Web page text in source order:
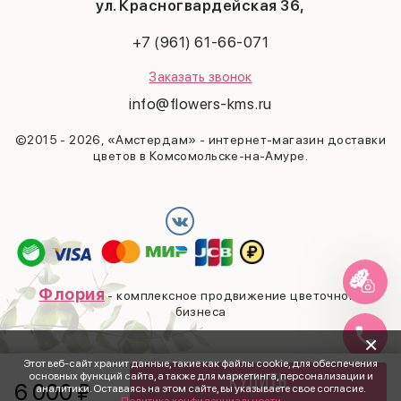
6 000₽ Купить
Этот веб-сайт хранит данные, такие как файлы cookie, для обеспечения
основных функций сайта, а также для маркетинга, персонализации и
аналитики. Оставаясь на этом сайте, вы указываете свое согласие.
×
ул. Красногвардейская 36,
+7 (961) 61-66-071
Заказать звонок
info@flowers-kms.ru
©2015 - 2026, «Амстердам» - интернет-магазин доставки
цветов в Комсомольске-на-Амуре.
Последний звонок
Флория- комплексное продвижение цветочного
бизнеса